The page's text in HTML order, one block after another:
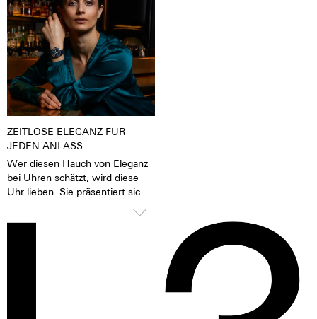
Tages- oder Kunstlicht angeregt
wurden, geben sie im Dunkeln
die aufgenommene Lichtenergie
über mehrere Stunden wieder
ab. Das verleiht der Uhr eine
extrem gute Lesbarkeit auch im
Dunklen.
ZEITLOSE ELEGANZ FÜR
JEDEN ANLASS
Wer diesen Hauch von Eleganz
bei Uhren schätzt, wird diese
Uhr lieben. Sie präsentiert sich
aber dank des bombierten